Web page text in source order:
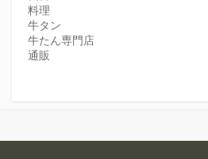
料理
牛タン
牛たん専門店
通販